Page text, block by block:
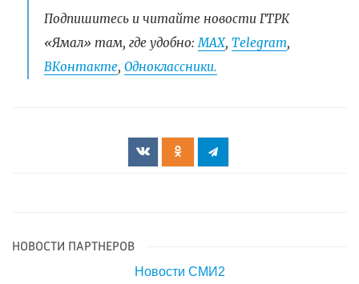
Подпишитесь и читайте новости ГТРК
«Ямал» там, где удобно: МАХ, Telegram,
ВКонтакте, Одноклассники.
НОВОСТИ ПАРТНЕРОВ
Новости СМИ2